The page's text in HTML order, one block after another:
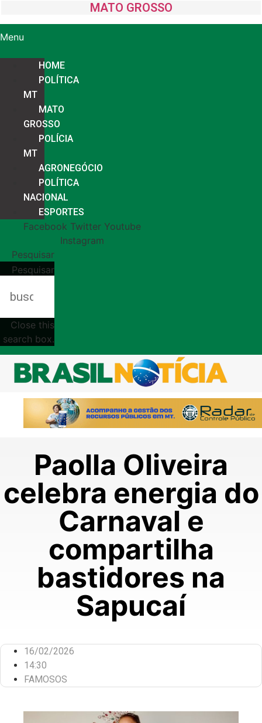
MATO GROSSO
Menu
HOME
POLÍTICA
MT
MATO
GROSSO
POLÍCIA
MT
AGRONEGÓCIO
POLÍTICA
NACIONAL
ESPORTES
Facebook Twitter Youtube
Instagram
Pesquisar
Pesquisar
Close this
search box.
Paolla Oliveira
celebra energia do
Carnaval e
compartilha
bastidores na
Sapucaí
16/02/2026
14:30
FAMOSOS